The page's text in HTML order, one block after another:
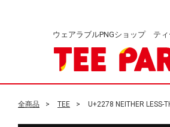
ウェアラブルPNGショップ ティ
全商品 TEE U+2278 NEITHER LESS-